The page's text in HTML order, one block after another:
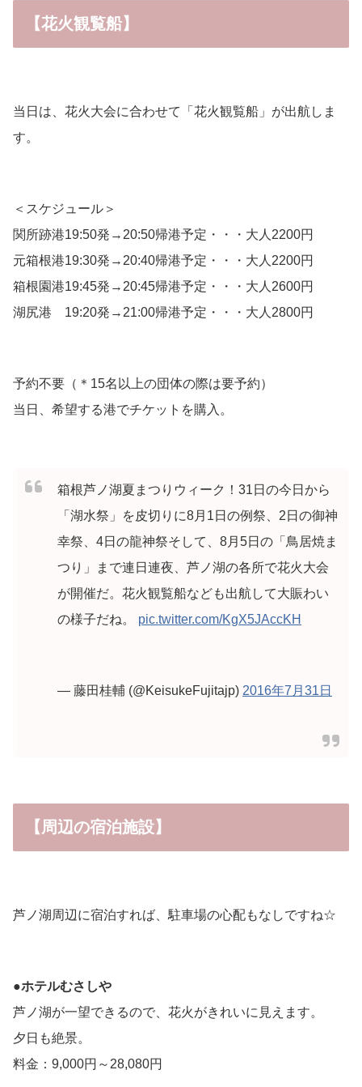
【花火観覧船】
当日は、花火大会に合わせて「花火観覧船」が出航しま
す。
＜スケジュール＞
関所跡港19:50発→20:50帰港予定・・・大人2200円
元箱根港19:30発→20:40帰港予定・・・大人2200円
箱根園港19:45発→20:45帰港予定・・・大人2600円
湖尻港 19:20発→21:00帰港予定・・・大人2800円
予約不要（＊15名以上の団体の際は要予約）
当日、希望する港でチケットを購入。
箱根芦ノ湖夏まつりウィーク！31日の今日から
「湖水祭」を皮切りに8月1日の例祭、2日の御神
幸祭、4日の龍神祭そして、8月5日の「鳥居焼ま
つり」まで連日連夜、芦ノ湖の各所で花火大会
が開催だ。花火観覧船なども出航して大賑わい
の様子だね。 pic.twitter.com/KgX5JAccKH
— 藤田桂輔 (@KeisukeFujitajp) 2016年7月31日
【周辺の宿泊施設】
芦ノ湖周辺に宿泊すれば、駐車場の心配もなしですね☆
●ホテルむさしや
芦ノ湖が一望できるので、花火がきれいに見えます。
夕日も絶景。
料金：9,000円～28,080円